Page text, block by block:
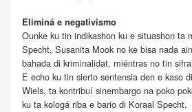
Eliminá e negativismo
Ounke ku tin indikashon ku e situashon ta
Specht, Susanita Mook no ke bisa nada
bahada di kriminalidat, miéntras no tin
E echo ku tin sierto sentensia den e kaso
Wiels, ta kontribuí sinembargo na poko
ku ta kologá riba e bario di Koraal Specht.